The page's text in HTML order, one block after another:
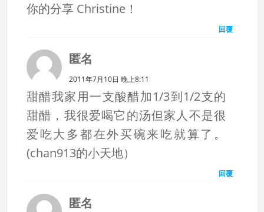
你的分享 Christine！
回覆
匿名
2011年7月10日 晚上8:11
甜醋我家用一支酸醋加1/3到1/2支的
甜醋，我很爱喝它的汤但家人不是很
爱吃大多都在外买碗来吃就算了。
(chan913的小天地）
回覆
匿名